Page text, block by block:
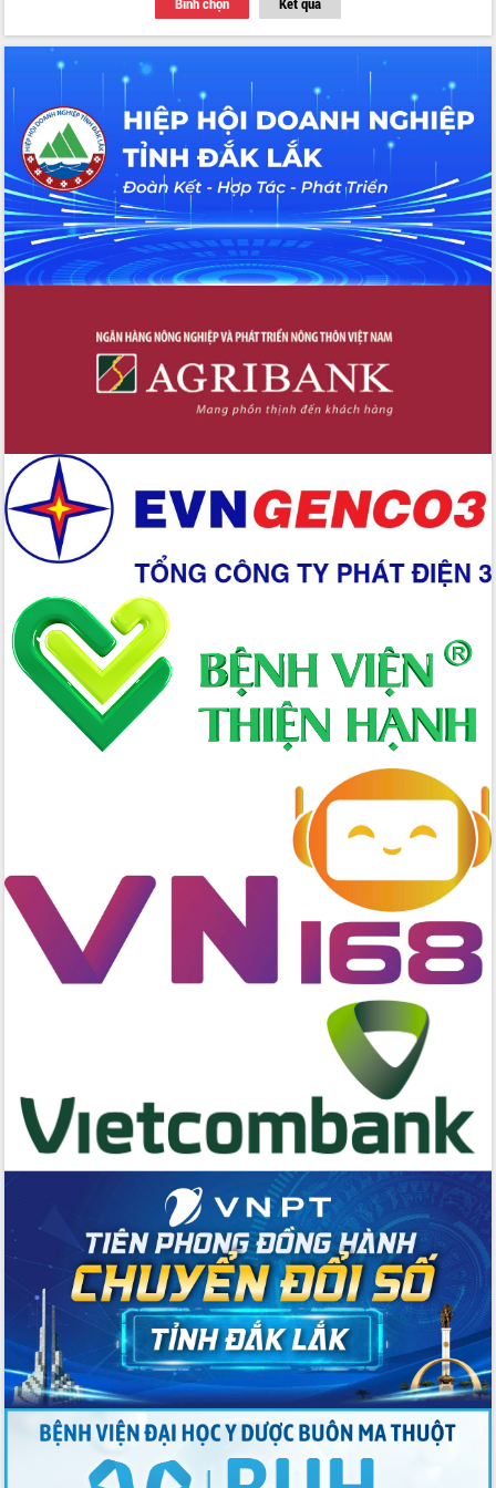
Quyết liệt cải cách hành chính, khơi
thông nguồn lực phát triển
Nâng cao hiệu lực, hiệu quả HĐND
tỉnh thông qua hiện đại hóa hành chính
Xã Ea Phê gắn cải cách hành chính với
chuyển đổi số
Phó Chủ tịch Thường trực UBND tỉnh
Hồ Thị Nguyên Thảo làm việc tại Trung
tâm Phục vụ hành chính công xã Ea
Phê
Xây dựng nền hành chính số đồng
Giai đoạn 2026-2030, Đắk Lắk phấn
đấu có 77% xã đạt chuẩn nông thôn
Chuyển đổi số 'mở đường' cho nông
Triển khai đồng bộ đo đạc, lập hồ sơ
địa chính, hoàn thiện cơ sở dữ liệu đất
Ứng dụng sinh trắc học - Bước tiến
trong hành trình chuyển đổi số tại Đắk
Lắk
Đắk Lắk nâng cao hiệu quả công tác
Đảng từ Sổ tay đảng viên điện tử
Đắk Lắk đẩy mạnh nuôi biển công
nghệ, hướng tới phát triển thủy sản
bền vững
Tập huấn nâng cao năng lực triển khai
chuyển đổi số cho cán bộ, công chức
tâm đạt được mục tiêu tăng trưởng
hai con số trong năm 2026
Tổ chức trang trọng Lễ hội Đền thờ
Lương Văn Chánh năm 2026
Phó Bí thư Tỉnh ủy Đắk Lắk Đỗ Hữu
Chuyển đổi số thư viện: Mở rộng
không gian tri thức trong thời đại số
Đánh giá, rút kinh nghiệm công tác tổ
chức diễn tập trước ngày bầu cử
Chương trình “Gặp gỡ hữu nghị –
Friendship Meeting New Year 2026”
Bầu cử Quốc hội và HĐND: Cử tri Đắk
Lắk gửi gắm niềm tin, kỳ vọng vào lá
phiếu
Đắk Lắk sẵn sàng các điều kiện cho
Ngày hội bầu cử đại biểu Quốc hội
khóa XVI và HĐND các cấp nhiệm kỳ
2026-2031
Đảm bảo cuộc bầu cử đại biểu Quốc
hội và đại biểu HĐND các cấp diễn ra
an toàn, hiệu quả, đúng quy định